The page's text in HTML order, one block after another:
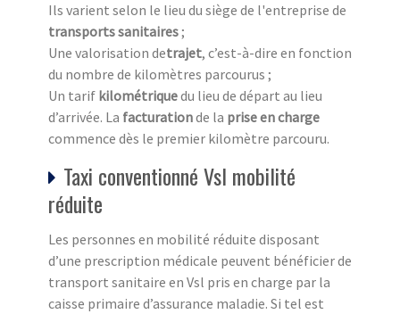
Ils varient selon le lieu du siège de l'entreprise de
transports sanitaires;
Une valorisation detrajet, c’est-à-dire en fonction
du nombre de kilomètres parcourus ;
Un tarif kilométriquedu lieu de départ au lieu
d’arrivée. La facturationde la prise en charge
commence dès le premier kilomètre parcouru.
Taxi conventionné Vsl mobilité
réduite
Les personnes en mobilité réduite disposant
d’une prescription médicale peuvent bénéficier de
transport sanitaire en Vsl pris en charge par la
caisse primaire d’assurance maladie. Si tel est